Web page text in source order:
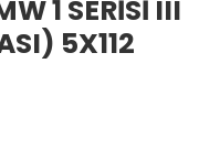
1 SERİSİ III
5X112